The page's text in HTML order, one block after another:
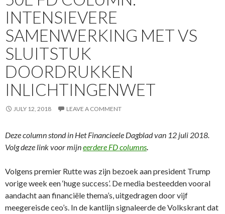
INTENSIEVERE
SAMENWERKING MET VS
SLUITSTUK
DOORDRUKKEN
INLICHTINGENWET
JULY 12, 2018 LEAVE A COMMENT
Deze column stond in Het Financieele Dagblad van 12 juli 2018.
Volg deze link voor mijneerdere FD columns.
Volgens premier Rutte was zijn bezoek aan president Trump
vorige week een ‘huge success’. De media besteedden vooral
aandacht aan financiële thema’s, uitgedragen door vijf
meegereisde ceo’s. In de kantlijn signaleerde de Volkskrant dat